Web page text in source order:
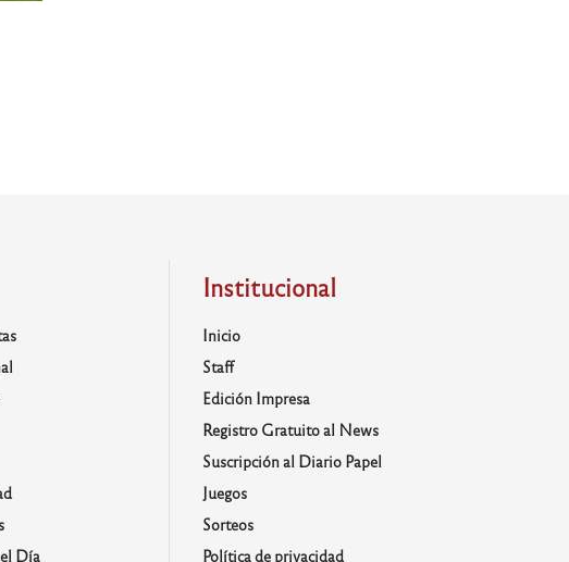
Día
Institucional
Inicio
Staff
Edición Impresa
Registro Gratuito al News
Suscripción al Diario Papel
Juegos
Sorteos
Política de privacidad